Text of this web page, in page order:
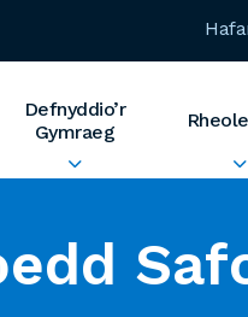
Defnyddio’r
Gymraeg